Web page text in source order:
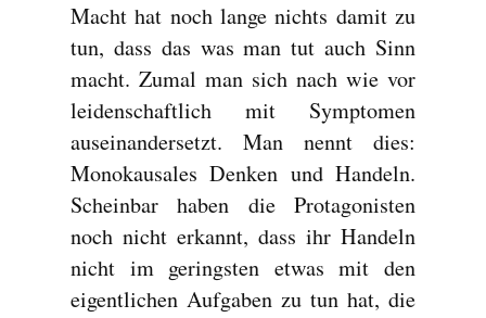
Macht hat noch lange nichts damit zu
tun, dass das was man tut auch Sinn
macht. Zumal man sich nach wie vor
leidenschaftlich mit Symptomen
auseinandersetzt. Man nennt dies:
Monokausales Denken und Handeln.
Scheinbar haben die Protagonisten
noch nicht erkannt, dass ihr Handeln
nicht im geringsten etwas mit den
eigentlichen Aufgaben zu tun hat, die